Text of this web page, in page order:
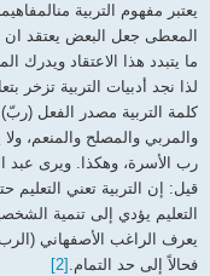
يعتبر مفهوم التربية
المعطى جعل البعض يعتقد ان
ما يتبدد هذا الاعتقاد ويدرك
لذا نجد أدبيات التربية تزخر
كلمة التربية مصدر الفعل
والمربي والمصلح والمنعم،
رب الأسرة، وهكذا. ويرى عبد
قيل: إن التربية تعني
التعليم يؤدي إلى تنمية
يعرف الراغب الأصفهاني
فحالاً إلى حد التمام. [2]